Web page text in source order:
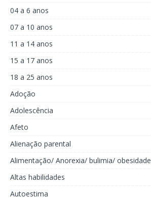
04 a 6 anos
07 a 10 anos
11 a 14 anos
15 a 17 anos
18 a 25 anos
Adoção
Adolescência
Afeto
Alienação parental
Alimentação/ Anorexia/ bulimia/ obesidade
Altas habilidades
Autoestima